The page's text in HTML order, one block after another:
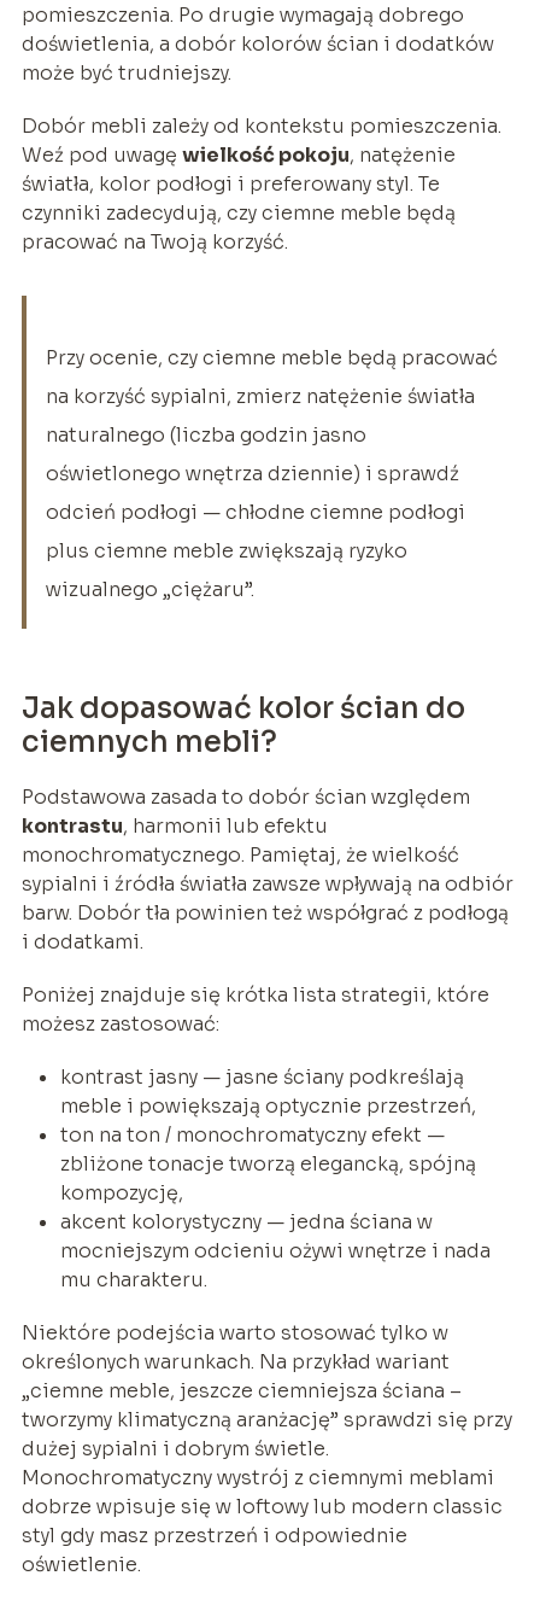
pomieszczenia. Po drugie wymagają dobrego
doświetlenia, a dobór kolorów ścian i dodatków
może być trudniejszy.
Dobór mebli zależy od kontekstu pomieszczenia.
Weź pod uwagę wielkość pokoju, natężenie
światła, kolor podłogi i preferowany styl. Te
czynniki zadecydują, czy ciemne meble będą
pracować na Twoją korzyść.
Przy ocenie, czy ciemne meble będą pracować
na korzyść sypialni, zmierz natężenie światła
naturalnego (liczba godzin jasno
oświetlonego wnętrza dziennie) i sprawdź
odcień podłogi — chłodne ciemne podłogi
plus ciemne meble zwiększają ryzyko
wizualnego „ciężaru”.
Jak dopasować kolor ścian do
ciemnych mebli?
Podstawowa zasada to dobór ścian względem
kontrastu, harmonii lub efektu
monochromatycznego. Pamiętaj, że wielkość
sypialni i źródła światła zawsze wpływają na odbiór
barw. Dobór tła powinien też współgrać z podłogą
i dodatkami.
Poniżej znajduje się krótka lista strategii, które
możesz zastosować:
kontrast jasny — jasne ściany podkreślają
meble i powiększają optycznie przestrzeń,
ton na ton / monochromatyczny efekt —
zbliżone tonacje tworzą elegancką, spójną
kompozycję,
akcent kolorystyczny — jedna ściana w
mocniejszym odcieniu ożywi wnętrze i nada
mu charakteru.
Niektóre podejścia warto stosować tylko w
określonych warunkach. Na przykład wariant
„ciemne meble, jeszcze ciemniejsza ściana –
tworzymy klimatyczną aranżację” sprawdzi się przy
dużej sypialni i dobrym świetle.
Monochromatyczny wystrój z ciemnymi meblami
dobrze wpisuje się w loftowy lub modern classic
styl gdy masz przestrzeń i odpowiednie
oświetlenie.